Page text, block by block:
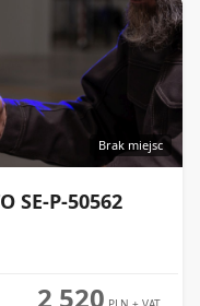
Brak miejsc
SE-P-50562
2 520